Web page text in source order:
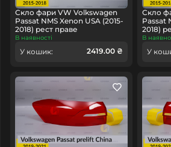
Скло фари VW Volkswagen
Passat NMS Xenon USA (2015-
2018) рест праве
В наявності
У кошик: 2419.00 ₴
Скло
Passat
2018)
В
У